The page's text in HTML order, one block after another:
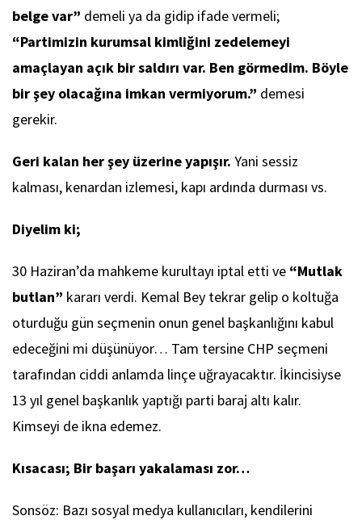
belge var” demeli ya da gidip ifade vermeli;
“Partimizin kurumsal kimliğini zedelemeyi
amaçlayan açık bir saldırı var. Ben görmedim. Böyle
bir şey olacağına imkan vermiyorum.” demesi
gerekir.
Geri kalan her şey üzerine yapışır. Yani sessiz
kalması, kenardan izlemesi, kapı ardında durması vs.
Diyelim ki;
30 Haziran’da mahkeme kurultayı iptal etti ve “Mutlak
butlan” kararı verdi. Kemal Bey tekrar gelip o koltuğa
oturduğu gün seçmenin onun genel başkanlığını kabul
edeceğini mi düşünüyor… Tam tersine CHP seçmeni
tarafından ciddi anlamda linçe uğrayacaktır. İkincisiyse
13 yıl genel başkanlık yaptığı parti baraj altı kalır.
Kimseyi de ikna edemez.
Kısacası; Bir başarı yakalaması zor…
Sonsöz: Bazı sosyal medya kullanıcıları, kendilerini